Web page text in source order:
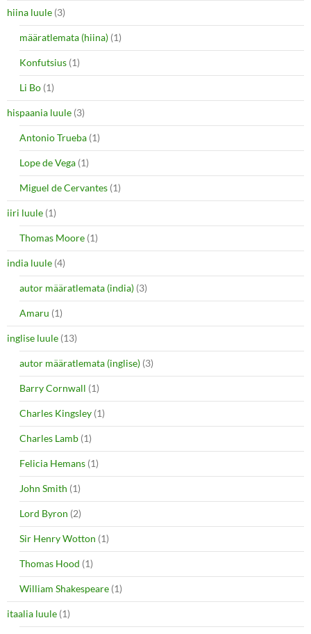
hiina luule (3)
määratlemata (hiina) (1)
Konfutsius (1)
Li Bo (1)
hispaania luule (3)
Antonio Trueba (1)
Lope de Vega (1)
Miguel de Cervantes (1)
iiri luule (1)
Thomas Moore (1)
india luule (4)
autor määratlemata (india) (3)
Amaru (1)
inglise luule (13)
autor määratlemata (inglise) (3)
Barry Cornwall (1)
Charles Kingsley (1)
Charles Lamb (1)
Felicia Hemans (1)
John Smith (1)
Lord Byron (2)
Sir Henry Wotton (1)
Thomas Hood (1)
William Shakespeare (1)
itaalia luule (1)